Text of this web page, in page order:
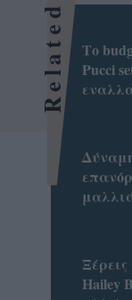
Related
Το
Pucci
Hailey